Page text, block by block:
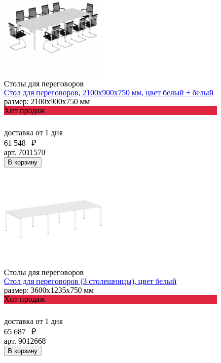
Столы для переговоров
Стол для переговоров, 2100х900х750 мм, цвет белый + белый
размер: 2100х900х750 мм
Хит продаж
доставка от 1 дня
61 548
₽
арт. 7011570
В корзину
Столы для переговоров
Стол для переговоров (3 столешницы), цвет белый
размер: 3600х1235х750 мм
Хит продаж
доставка от 1 дня
65 687
₽
арт. 9012668
В корзину